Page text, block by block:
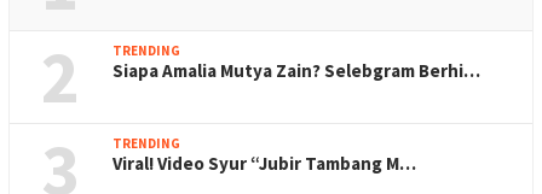
2 TRENDING
Siapa Amalia Mutya Zain? Selebgram Berhi…
3 TRENDING
Viral! Video Syur “Jubir Tambang M…